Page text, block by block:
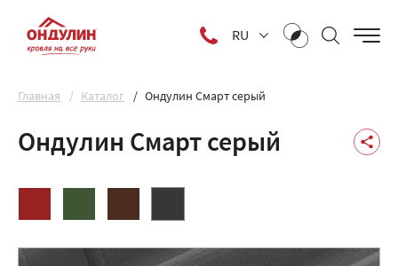
RU
Главная Каталог Ондулин Смарт серый
Ондулин Смарт серый